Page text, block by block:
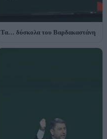
Τα… δύσκολα του Βαρδακαστάνη